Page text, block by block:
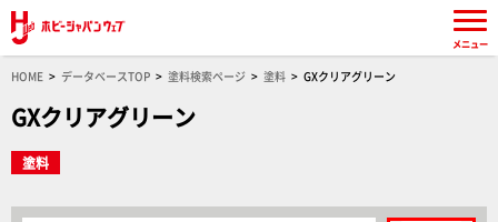
HOME データベースTOP 塗料検索ページ 塗料 GXクリアグリーン
GXクリアグリーン
塗料
メニュー